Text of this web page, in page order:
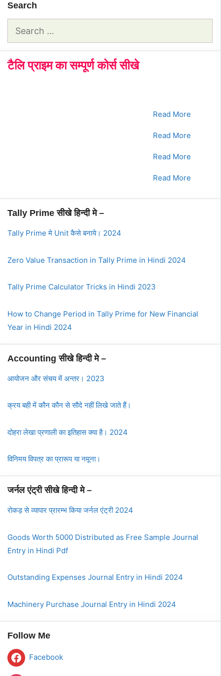
Search
Search
टैलि प्राइम का सम्पूर्ण कोर्स सीखे
Read More
Read More
Read More
Read More
Tally Prime सीखे हिन्दी मे –
Tally Prime मे Unit कैसे बनाये। 2024
Zero Value Transaction in Tally Prime in Hindi 2024
Tally Prime Calculator Tricks in Hindi 2023
How to Change Period in Tally Prime for New Financial
Year in Hindi 2024
Accounting सीखे हिन्दी मे –
आयोजन और संचय में अन्तर। 2023
क्रय बही में कौन कौन से सौदे नहीं लिखे जाते हैं।
दोहरा लेखा प्रणाली का इतिहास क्या है। 2024
विनिमय विपत्र का प्रारूप या नमूना।
जर्नल एंट्री सीखे हिन्दी मे –
रोकड़ से व्यापार प्रारम्भ किया जर्नल एंट्री 2024
Goods Worth 5000 Distributed as Free Sample Journal
Entry in Hindi Pdf
Outstanding Expenses Journal Entry in Hindi 2024
Machinery Purchase Journal Entry in Hindi 2024
Follow Me
Facebook